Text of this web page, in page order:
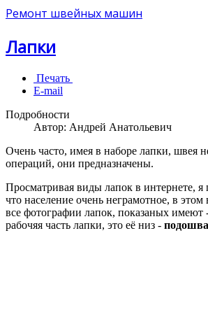
Ремонт швейных машин
Лапки
Печать
E-mail
Подробности
Автор: Андрей Анатольевич
Очень часто, имея в наборе лапки, швея
операций, они предназначены.
Просматривая виды лапок в интернете,
что население очень неграмотное, в
все фотографии лапок, показаных имеют
рабочяя часть лапки, это её низ -